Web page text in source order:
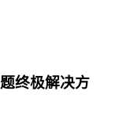
终极解决方